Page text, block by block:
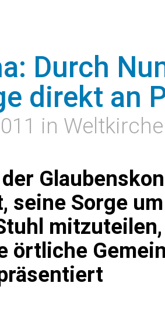
Durch
direkt an
in Weltkirche
seine Sorge
örtliche